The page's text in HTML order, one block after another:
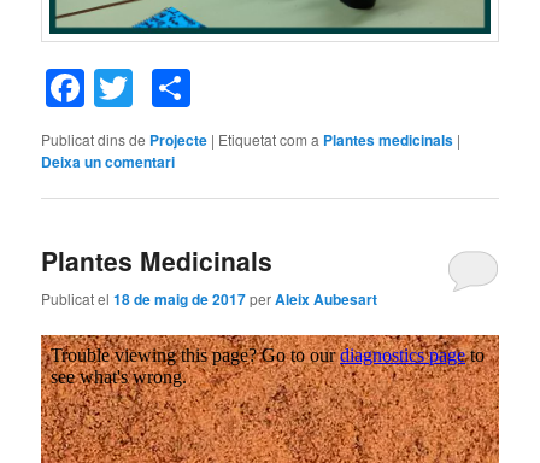
Facebook
Twitter
Publicat dins de Projecte | Etiquetat com a Plantes medicinals |
Deixa un comentari
Plantes Medicinals
Publicat el18 de maig de 2017perAleix Aubesart